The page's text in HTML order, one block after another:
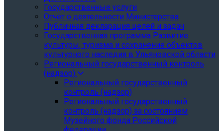
Государственные услуги
Отчёт о деятельности Министерства
Публичная декларация целей и задач
Государственная программа Развитие
культуры, туризма и сохранение объектов
культурного наследия в Ульяновской области
Региональный государственный контроль
(надзор)
Региональный государственный
контроль (надзор)
Региональный государственный
контроль (надзор) за состоянием
Музейного фонда Российской